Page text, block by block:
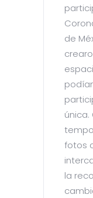
de
fotos
la